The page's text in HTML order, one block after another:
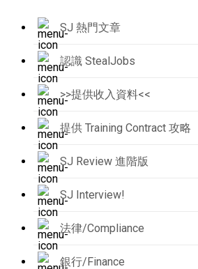
SJ 熱門文章
認識 StealJobs
>>提供收入資料<<
提供 Training Contract 攻略
SJ Review 進階版
SJ Interview!
法律/Compliance
銀行/Finance